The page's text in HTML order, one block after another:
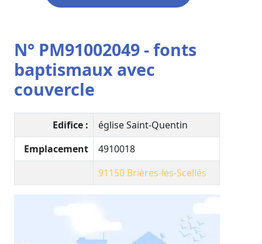
N° PM91002049 - fonts
baptismaux avec
couvercle
Edifice :
église Saint-Quentin
Emplacement
4910018
91150 Brières-les-Scellés